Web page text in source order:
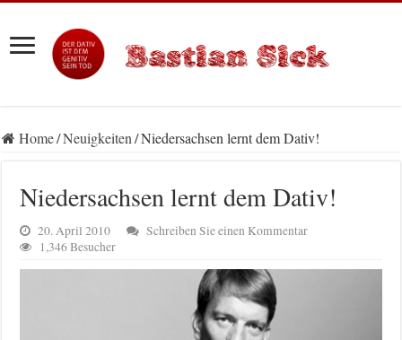
Home/Neuigkeiten/Niedersachsen lernt dem Dativ!
Niedersachsen lernt dem Dativ!
20. April 2010
Schreiben Sie einen Kommentar
1,346 Besucher